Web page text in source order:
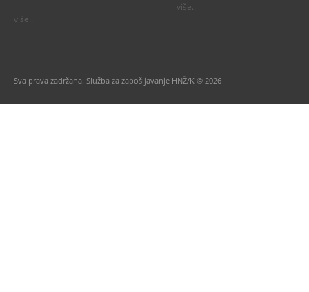
više..
više..
Sva prava zadržana. Služba za zapošljavanje HNŽ/K © 2026